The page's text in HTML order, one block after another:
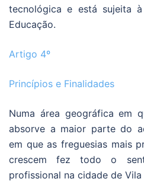
tecnológica e está sujeita
Educação.
Artigo 4º
Princípios e Finalidades
Numa área geográfica em
absorve a maior parte do
em que as freguesias mais
crescem fez todo o
profissional na cidade de